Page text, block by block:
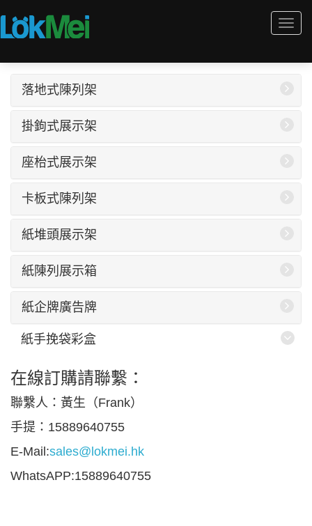
落地式陳列架
掛鉤式展示架
座枱式展示架
卡板式陳列架
紙堆頭展示架
紙陳列展示箱
紙企牌廣告牌
紙手挽袋彩盒
在線訂購請聯繫：
聯繫人：黃生（Frank）
手提：15889640755
E-Mail:sales@lokmei.hk
WhatsAPP:15889640755